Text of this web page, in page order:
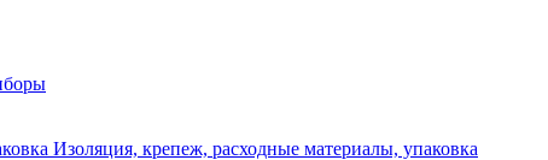
Изоляция, крепеж, расходные материалы, упаковка